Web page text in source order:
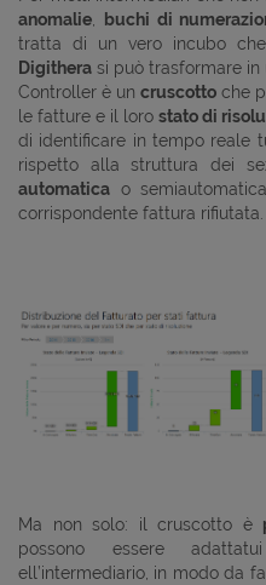
anomalie
buchi di
tratta di un vero incubo
Digithera si può trasformare in
Controller è un cruscotto che
le fatture e il loro stato di
di identificare in tempo reale
rispetto alla struttura dei
automatica o
corrispondente fattura rifiutata.
Ma non solo: il cruscotto è
possono essere
ell’intermediario, in modo da